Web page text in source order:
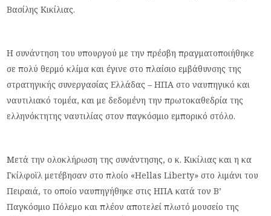
Βασίλης Κικίλιας.
Η συνάντηση του υπουργού με την πρέσβη πραγματοποιήθηκε
σε πολύ θερμό κλίμα και έγινε στο πλαίσιο εμβάθυνσης της
στρατηγικής συνεργασίας Ελλάδας – ΗΠΑ στο ναυπηγικό και
ναυτιλιακό τομέα, και με δεδομένη την πρωτοκαθεδρία της
ελληνόκτητης ναυτιλίας στον παγκόσμιο εμπορικό στόλο.
Μετά την ολοκλήρωση της συνάντησης, ο κ. Κικίλιας και η κα
Γκίλφοϊλ μετέβησαν στο πλοίο «Hellas Liberty» στο λιμάνι του
Πειραιά, το οποίο ναυπηγήθηκε στις ΗΠΑ κατά τον Β’
Παγκόσμιο Πόλεμο και πλέον αποτελεί πλωτό μουσείο της